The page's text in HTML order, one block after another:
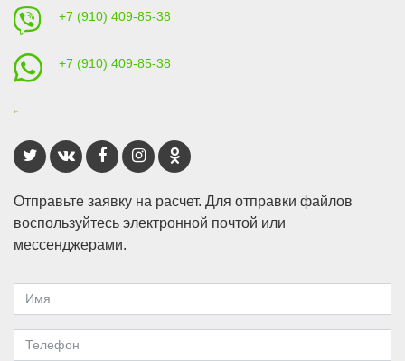
+7 (910) 409-85-38
+7 (910) 409-85-38
Отправьте заявку на расчет. Для отправки файлов
воспользуйтесь электронной почтой или
мессенджерами.